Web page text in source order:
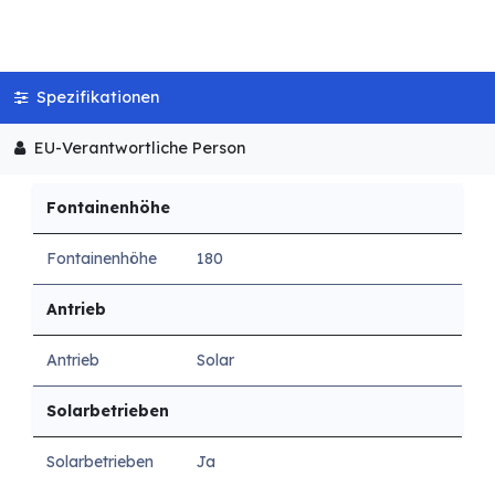
Spezifikationen
EU-Verantwortliche Person
Fontainenhöhe
Fontainenhöhe 180
Antrieb
Antrieb Solar
Solarbetrieben
Solarbetrieben Ja